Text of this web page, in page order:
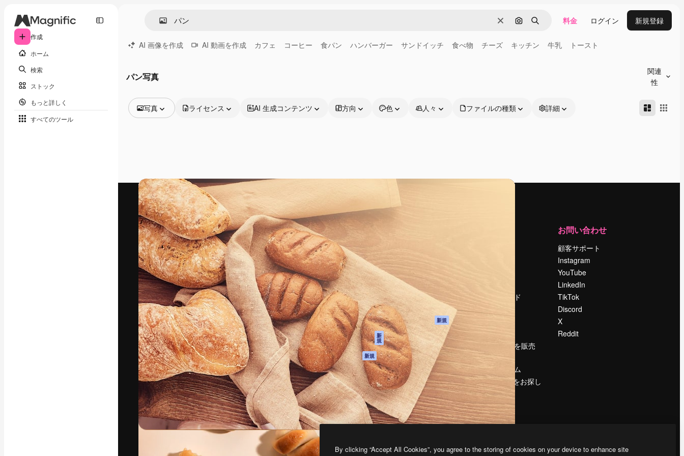
作成
ホーム
検索
ストック
もっと詳しく
すべてのツール
消去 画像で検索
検索 料金 ログイン 新規登録
AI 画像を作成 AI 動画を作成 カフェ コーヒー 食パン ハンバーガー サンドイッチ 食べ物 チーズ キッチン 牛乳 トースト
パン写真
関連
性
写真
動画
映像素材
モーショングラフィックス
動画テンプレート
アイコン
3D モデル
フォント
ライセンス AI 生成コンテンツ 方向 色 人々 ファイルの種類 詳細
最高のクリエイティブ制作を導くためのプラ
ットフォーム。クリエイター、企業、代理
店、スタジオを含む100万人以上が利用して
います。
日本語
製品
Spaces
AI アシスタント
AI 画像生成ツール
AI 動画生成ツール
AI 音声合成ツール
ストックコンテン
ツ
Claude/ChatGPT
向けMCP
新
規
エージェント 新規
API
モバイルアプリ
すべてのMagnificツ
ール
ドキュメント
サポート
利用規約
プライバシーポリ
シー
オリジナル
新規
クッキーポリシー
トラストセンター
アフィリエイト
法人向け
検索トレンド
ブログ
Slidesgo
コンテンツを販売
する
プレスルーム
magnific.aiをお探し
ですか？
お問い合わせ
顧客サポート
Instagram
YouTube
LinkedIn
TikTok
Discord
X
Reddit
Copyright © 2010-2026 Freepik Company S.L.U.無断複写・転載を禁じます
By clicking “Accept All Cookies”, you agree to the storing of cookies on your device to enhance site